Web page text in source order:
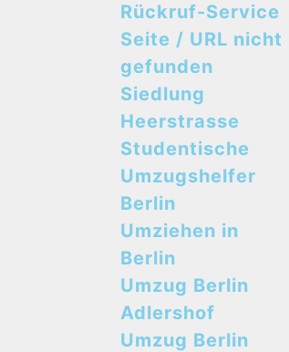
Rückruf-Service
Seite / URL nicht
gefunden
Siedlung
Heerstrasse
Studentische
Umzugshelfer
Berlin
Umziehen in
Berlin
Umzug Berlin
Adlershof
Umzug Berlin